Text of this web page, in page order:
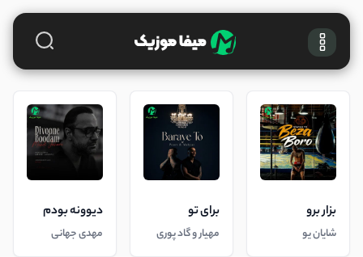
بزار برو
شایان یو
برای تو
مهیار و گاد پوری
دیوونه بودم
مهدی جهانی